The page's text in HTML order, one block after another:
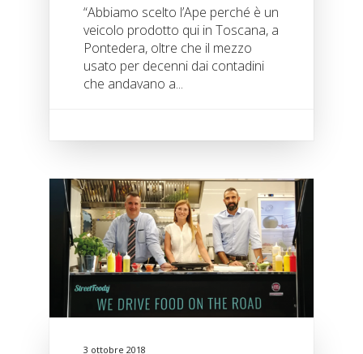
“Abbiamo scelto l’Ape perché è un
veicolo prodotto qui in Toscana, a
Pontedera, oltre che il mezzo
usato per decenni dai contadini
che andavano a...
3 ottobre 2018